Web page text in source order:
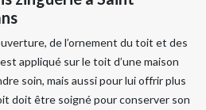
de l’ornement du toit et des
appliqué sur le toit d’une maison
soin, mais aussi pour lui offrir plus
doit être soigné pour conserver son